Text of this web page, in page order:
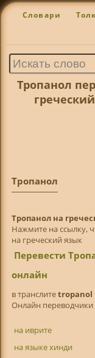
Словари
Тропанол
Тропанол
Тропанол на
Нажмите на ссылку,
на греческий язык
Перевести
онлайн
в транслитetropanol
Онлайн переводчики
на иврите
на языке хинди